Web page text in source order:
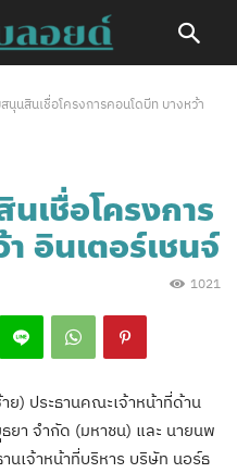
นุนสินเชื่อโครงการคอนโดบีท บางหว้า
เชื่อโครงการ
อินเตอร์เชนจ์
1021
ย) ประธานคณะเจ้าหน้าที่ด้าน
ยา จำกัด (มหาชน) และ นายนพ
นเจ้าหน้าที่บริหาร บริษัท นอร์ธ